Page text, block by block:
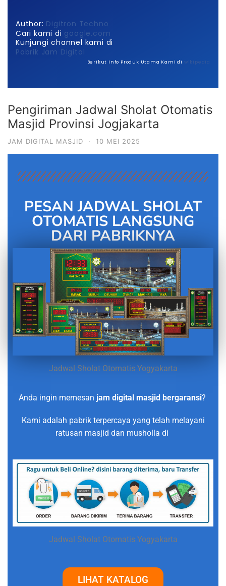
Author: Digitron Techno
Cari kami di google.com
Kunjungi channel kami di
Pabrik Jam Digital
Berikut Info Produk Utama Kami di wikipedia
Pengiriman Jadwal Sholat Otomatis
Masjid Provinsi Jogjakarta
JAM DIGITAL MASJID · 10 MEI 2025
PESAN JADWAL SHOLAT
OTOMATIS LANGSUNG
DARI PABRIKNYA
Jadwal Sholat Otomatis Yogyakarta
Anda ingin memesan jam digital masjid bergaransi?
Kami adalah pabrik terpercaya yang telah melayani
ratusan masjid dan musholla di
Jadwal Sholat Otomatis Yogyakarta
LIHAT KATALOG